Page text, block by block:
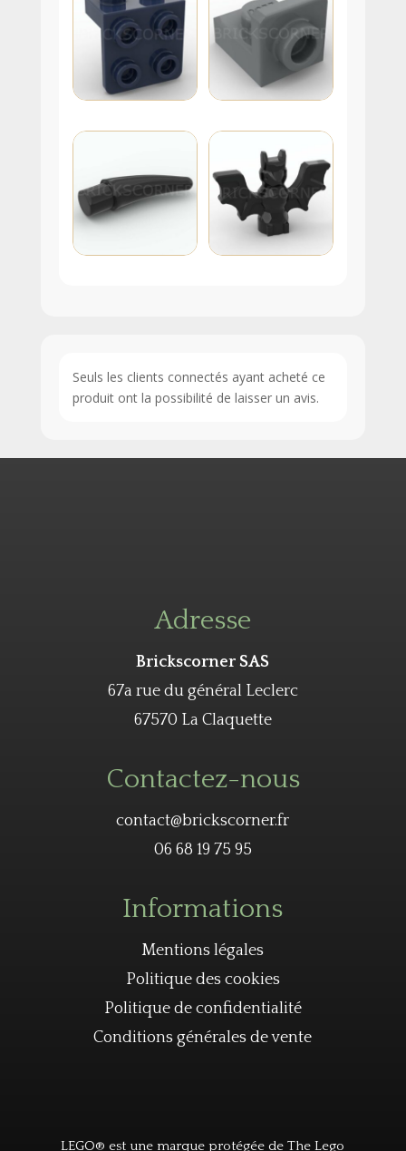
Seuls les clients connectés ayant acheté ce
produit ont la possibilité de laisser un avis.
Adresse
Brickscorner SAS
67a rue du général Leclerc
67570 La Claquette
Contactez-nous
contact@brickscorner.fr
06 68 19 75 95
Informations
Mentions légales
Politique des cookies
Politique de confidentialité
Conditions générales de vente
LEGO® est une marque protégée de The Lego